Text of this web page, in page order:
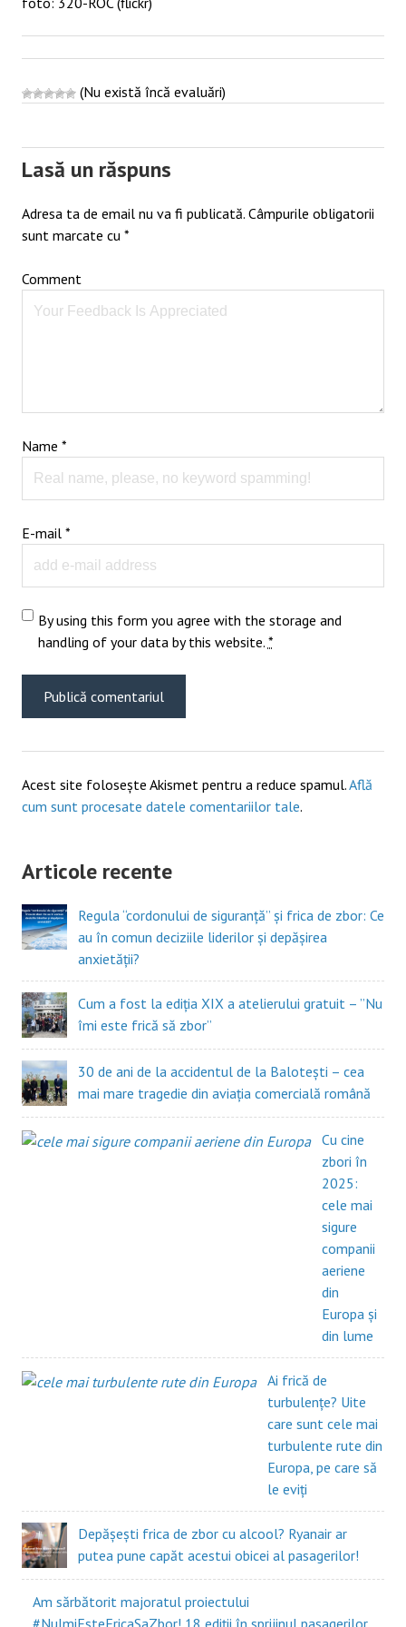
(Nu există încă evaluări)
Lasă un răspuns
Adresa ta de email nu va fi publicată. Câmpurile obligatorii
sunt marcate cu *
Comment
Name *
E-mail *
By using this form you agree with the storage and
handling of your data by this website. *
Acest site folosește Akismet pentru a reduce spamul.Află
cum sunt procesate datele comentariilor tale.
Articole recente
Regula “cordonului de siguranță” și frica de zbor: Ce
au în comun deciziile liderilor și depășirea
anxietății?
Cum a fost la ediția XIX a atelierului gratuit – ”Nu
îmi este frică să zbor”
30 de ani de la accidentul de la Balotești – cea
mai mare tragedie din aviația comercială română
Cu cine
zbori în
2025:
cele mai
sigure
companii
aeriene
din
Europa și
din lume
Ai frică de
turbulențe? Uite
care sunt cele mai
turbulente rute din
Europa, pe care să
le eviți
Depășești frica de zbor cu alcool? Ryanair ar
putea pune capăt acestui obicei al pasagerilor!
Am sărbătorit majoratul proiectului
#NuImiEsteFricaSaZbor! 18 ediții în sprijinul pasagerilor